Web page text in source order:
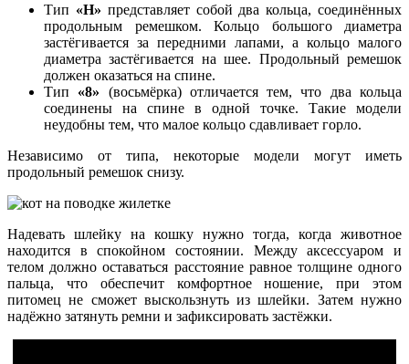
Тип «Н» представляет собой два кольца, соединённых
продольным ремешком. Кольцо большого диаметра
застёгивается за передними лапами, а кольцо малого
диаметра застёгивается на шее. Продольный ремешок
должен оказаться на спине.
Тип «8» (восьмёрка) отличается тем, что два кольца
соединены на спине в одной точке. Такие модели
неудобны тем, что малое кольцо сдавливает горло.
Независимо от типа, некоторые модели могут иметь
продольный ремешок снизу.
Надевать шлейку на кошку нужно тогда, когда животное
находится в спокойном состоянии. Между аксессуаром и
телом должно оставаться расстояние равное толщине одного
пальца, что обеспечит комфортное ношение, при этом
питомец не сможет выскользнуть из шлейки. Затем нужно
надёжно затянуть ремни и зафиксировать застёжки.